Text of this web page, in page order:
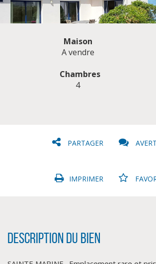
Maison
A vendre
Chambres
4
PARTAGER
IMPRIMER
Description du bien